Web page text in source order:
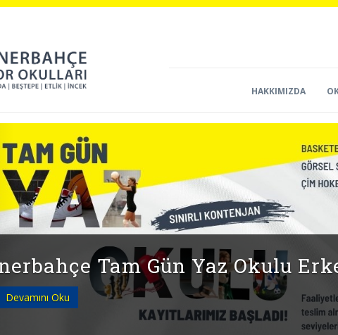
HAKKIMIZDA
DÖNEMİ SPOR OKULLARI
Devamını Oku